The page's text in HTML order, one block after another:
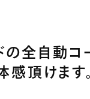
の全自動コ
感頂けます。